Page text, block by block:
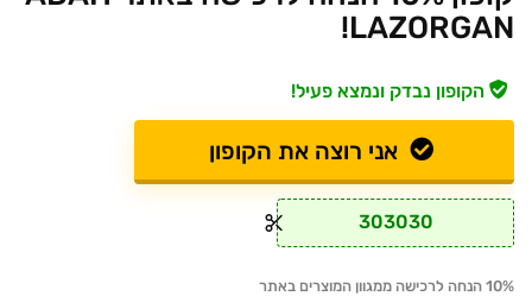
LAZORGAN!
הקופון נבדק ונמצא פעיל!
אני רוצה את הקופון
303030
10% הנחה לרכישה ממגוון המוצרים באתר